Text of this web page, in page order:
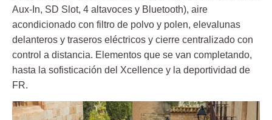
Aux-In, SD Slot, 4 altavoces y Bluetooth), aire
acondicionado con filtro de polvo y polen, elevalunas
delanteros y traseros eléctricos y cierre centralizado con
control a distancia. Elementos que se van completando,
hasta la sofisticación del Xcellence y la deportividad de
FR.